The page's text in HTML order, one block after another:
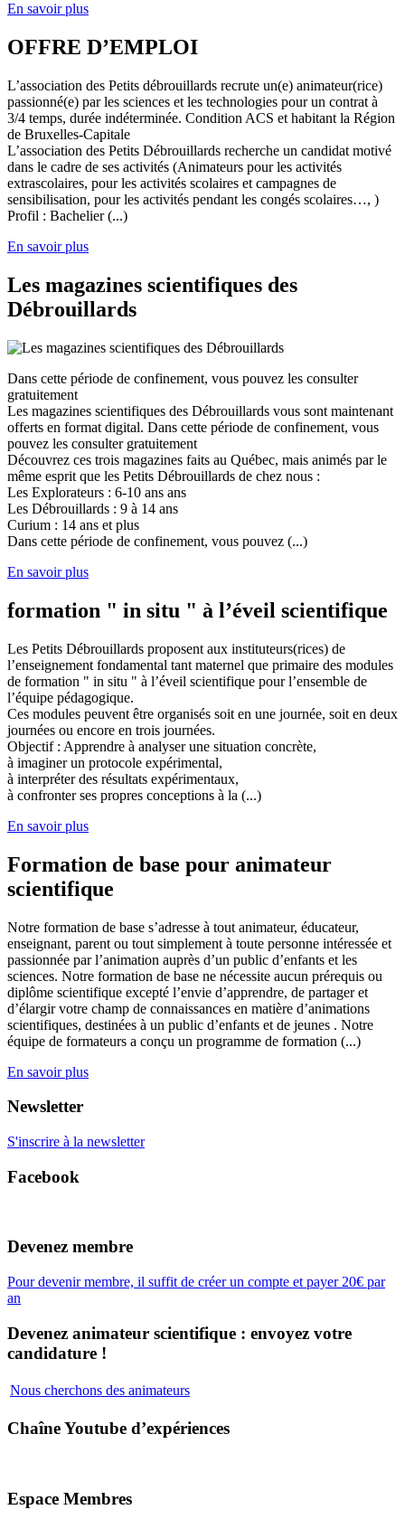
En savoir plus
OFFRE D’EMPLOI
L’association des Petits débrouillards recrute un(e) animateur(rice)
passionné(e) par les sciences et les technologies pour un contrat à
3/4 temps, durée indéterminée. Condition ACS et habitant la Région
de Bruxelles-Capitale
L’association des Petits Débrouillards recherche un candidat motivé
dans le cadre de ses activités (Animateurs pour les activités
extrascolaires, pour les activités scolaires et campagnes de
sensibilisation, pour les activités pendant les congés scolaires…, )
Profil : Bachelier (...)
En savoir plus
Les magazines scientifiques des
Débrouillards
Dans cette période de confinement, vous pouvez les consulter
gratuitement
Les magazines scientifiques des Débrouillards vous sont maintenant
offerts en format digital. Dans cette période de confinement, vous
pouvez les consulter gratuitement
Découvrez ces trois magazines faits au Québec, mais animés par le
même esprit que les Petits Débrouillards de chez nous :
Les Explorateurs : 6-10 ans ans
Les Débrouillards : 9 à 14 ans
Curium : 14 ans et plus
Dans cette période de confinement, vous pouvez (...)
En savoir plus
formation " in situ " à l’éveil scientifique
Les Petits Débrouillards proposent aux instituteurs(rices) de
l’enseignement fondamental tant maternel que primaire des modules
de formation " in situ " à l’éveil scientifique pour l’ensemble de
l’équipe pédagogique.
Ces modules peuvent être organisés soit en une journée, soit en deux
journées ou encore en trois journées.
Objectif : Apprendre à analyser une situation concrète,
à imaginer un protocole expérimental,
à interpréter des résultats expérimentaux,
à confronter ses propres conceptions à la (...)
En savoir plus
Formation de base pour animateur
scientifique
Notre formation de base s’adresse à tout animateur, éducateur,
enseignant, parent ou tout simplement à toute personne intéressée et
passionnée par l’animation auprès d’un public d’enfants et les
sciences. Notre formation de base ne nécessite aucun prérequis ou
diplôme scientifique excepté l’envie d’apprendre, de partager et
d’élargir votre champ de connaissances en matière d’animations
scientifiques, destinées à un public d’enfants et de jeunes . Notre
équipe de formateurs a conçu un programme de formation (...)
En savoir plus
Newsletter
S'inscrire à la newsletter
Facebook
Devenez membre
Pour devenir membre, il suffit de créer un compte et payer 20€ par
an
Devenez animateur scientifique : envoyez votre
candidature !
Nous cherchons des animateurs
Chaîne Youtube d’expériences
Espace Membres